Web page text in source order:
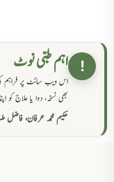
! اہم طبی نوٹ
اس ویب سائٹ پر فراہم
بھی نسخہ، دوا یا علاج
حکیم محمد عرفان، فاضل